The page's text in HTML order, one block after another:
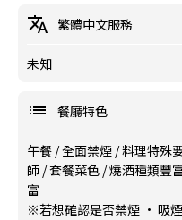
繁體中文服務
未知
餐廳特色
午餐 /全面禁煙 /料理特殊
師 /套餐菜色 /燒酒種類豐
富
※若想確認是否禁煙 · 吸